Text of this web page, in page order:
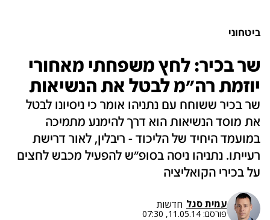
ביטחוני
שר בכיר: לחץ משפחתי מאחורי
יוזמת רה"מ לבטל את הנשיאות
שר בכיר ששוחח עם נתניהו אומר כי ניסיונו לבטל
את מוסד הנשיאות הוא דרך להימנע מתמיכה
במועמד היחיד של הליכוד - ריבלין, לאור דרישת
רעייתו. נתניהו ניסה בסופ"ש להפעיל מכבש לחצים
על בכירי הקואליציה
עמית סגל חדשות
פורסם: 11.05.14, 07:30